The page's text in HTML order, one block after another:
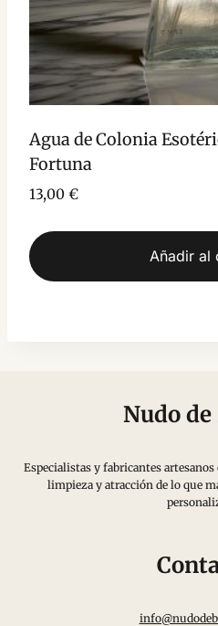
Agua de Colonia
Fortuna
13,00 €
Añadir al
Nudo
Especialistas y fabricantes
limpieza y atracción de lo que